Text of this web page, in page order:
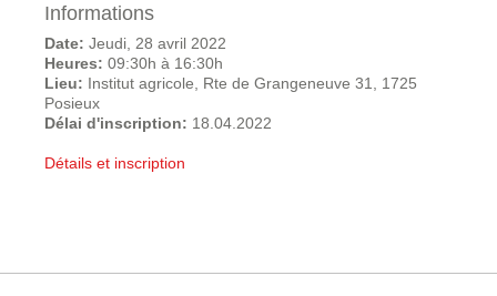
Informations
Date: Jeudi, 28 avril 2022
Heures: 09:30h à 16:30h
Lieu: Institut agricole, Rte de Grangeneuve 31, 1725
Posieux
Délai d'inscription: 18.04.2022
Détails et inscription